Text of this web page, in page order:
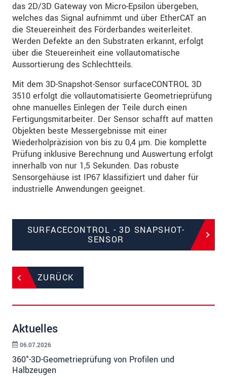
das 2D/3D Gateway von Micro-Epsilon übergeben,
welches das Signal aufnimmt und über EtherCAT an
die Steuereinheit des Förderbandes weiterleitet.
Werden Defekte an den Substraten erkannt, erfolgt
über die Steuereinheit eine vollautomatische
Aussortierung des Schlechtteils.
Mit dem 3D-Snapshot-Sensor surfaceCONTROL 3D
3510 erfolgt die vollautomatisierte Geometrieprüfung
ohne manuelles Einlegen der Teile durch einen
Fertigungsmitarbeiter. Der Sensor schafft auf matten
Objekten beste Messergebnisse mit einer
Wiederholpräzision von bis zu 0,4 µm. Die komplette
Prüfung inklusive Berechnung und Auswertung erfolgt
innerhalb von nur 1,5 Sekunden. Das robuste
Sensorgehäuse ist IP67 klassifiziert und daher für
industrielle Anwendungen geeignet.
SURFACECONTROL - 3D SNAPSHOT-
SENSOR
ZURÜCK
Aktuelles
360°-3D-Geometrieprüfung von Profilen und
Halbzeugen
06.07.2026